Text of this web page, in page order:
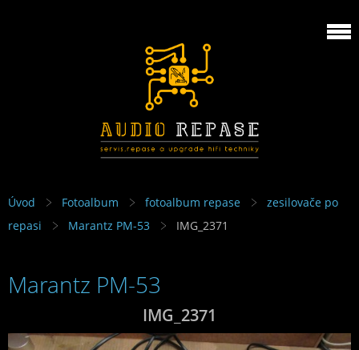
Úvod Fotoalbum fotoalbum repase
zesilovače po
repasi
Marantz PM-53 IMG_2371
Marantz PM-53
IMG_2371